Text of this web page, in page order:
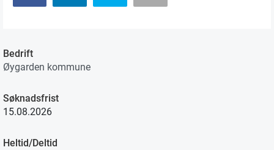
Bedrift
Øygarden kommune
Søknadsfrist
15.08.2026
Heltid/Deltid